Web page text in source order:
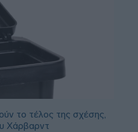
το τέλος της σχέσης,
Χάρβαρντ